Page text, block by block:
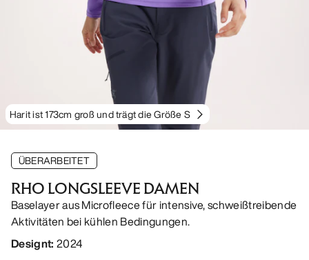
Harit ist 173cm groß und trägt die Größe S
ÜBERARBEITET
RHO LONGSLEEVE DAMEN
Baselayer aus Microfleece für intensive, schweißtreibende
Aktivitäten bei kühlen Bedingungen.
Designt: 2024